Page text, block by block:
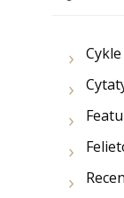
Cykle